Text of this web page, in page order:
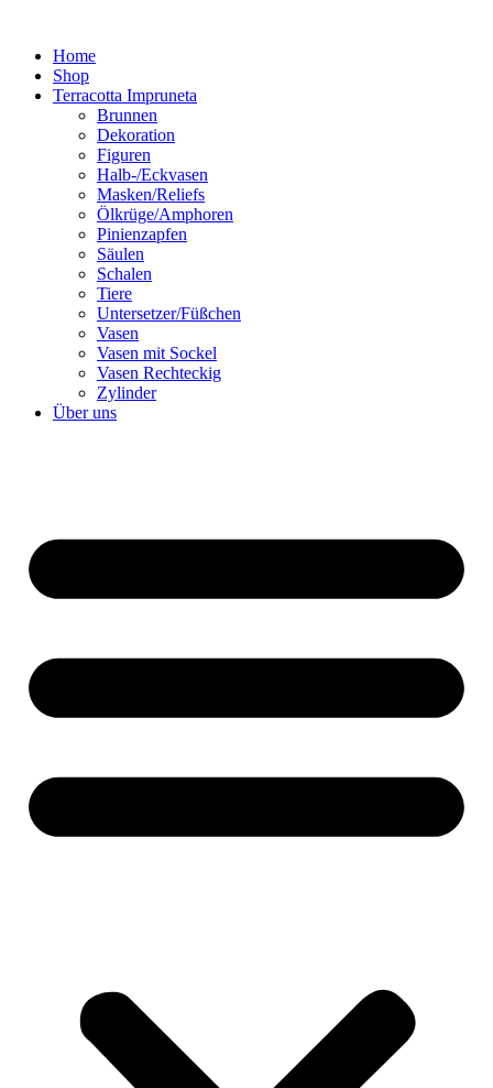
springenHome
Shop
Terracotta Impruneta
Brunnen
Dekoration
Figuren
Halb-/Eckvasen
Masken/Reliefs
Ölkrüge/Amphoren
Pinienzapfen
Säulen
Schalen
Tiere
Untersetzer/Füßchen
Vasen
Vasen mit Sockel
Vasen Rechteckig
Zylinder
Über uns